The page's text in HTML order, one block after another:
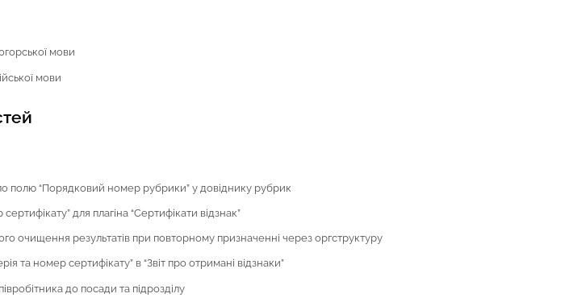
мови
мови
полю “Порядковий номер рубрики” у довіднику рубрик
для плагіна “Сертифікати відзнак”
очищення результатів при повторному призначенні через оргструктуру
та номер сертифікату” в “Звіт про отримані відзнаки”
до посади та підрозділу